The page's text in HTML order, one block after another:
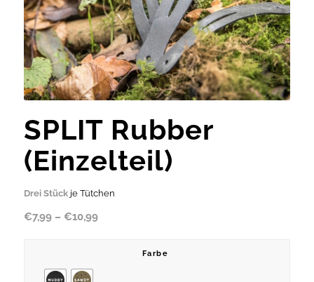
SPLIT Rubber
(Einzelteil)
Drei Stückje Tütchen
€7,99– €10,99
Farbe